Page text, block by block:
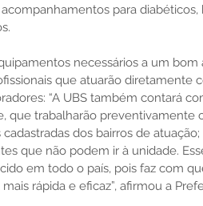
para
necessários a um
que atuarão diretamente
“A UBS também contará
que trabalharão
dos bairros de
que não podem ir à unidade.
em todo o país, pois faz com
rápida e eficaz”, afirmou a